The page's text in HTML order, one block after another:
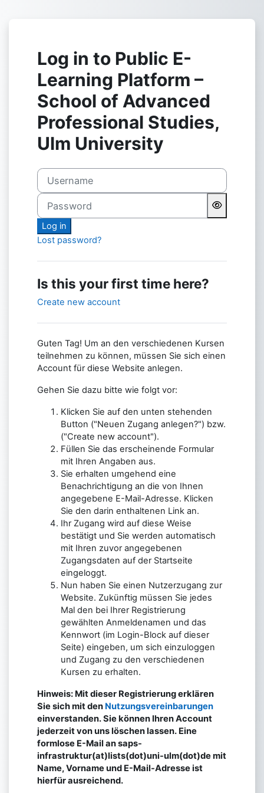
Log in to Public E-
Learning Platform –
School of Advanced
Professional Studies,
Ulm University
Username
Password
Log in
Lost password?
Is this your first time here?
Create new account
Guten Tag! Um an den verschiedenen Kursen
teilnehmen zu können, müssen Sie sich einen
Account für diese Website anlegen.
Gehen Sie dazu bitte wie folgt vor:
Klicken Sie auf den unten stehenden
Button ("Neuen Zugang anlegen?") bzw.
("Create new account").
Füllen Sie das erscheinende Formular
mit Ihren Angaben aus.
Sie erhalten umgehend eine
Benachrichtigung an die von Ihnen
angegebene E-Mail-Adresse. Klicken
Sie den darin enthaltenen Link an.
Ihr Zugang wird auf diese Weise
bestätigt und Sie werden automatisch
mit Ihren zuvor angegebenen
Zugangsdaten auf der Startseite
eingeloggt.
Nun haben Sie einen Nutzerzugang zur
Website. Zukünftig müssen Sie jedes
Mal den bei Ihrer Registrierung
gewählten Anmeldenamen und das
Kennwort (im Login-Block auf dieser
Seite) eingeben, um sich einzuloggen
und Zugang zu den verschiedenen
Kursen zu erhalten.
Hinweis: Mit dieser Registrierung erklären
Sie sich mit den Nutzungsvereinbarungen
einverstanden. Sie können Ihren Account
jederzeit von uns löschen lassen. Eine
formlose E-Mail an saps-
infrastruktur(at)lists(dot)uni-ulm(dot)de mit
Name, Vorname und E-Mail-Adresse ist
hierfür ausreichend.